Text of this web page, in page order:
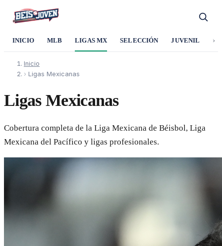
INICIO MLB LIGAS MX SELECCIÓN JUVENIL ›
Inicio
› Ligas Mexicanas
Ligas Mexicanas
Cobertura completa de la Liga Mexicana de Béisbol, Liga
Mexicana del Pacífico y ligas profesionales.